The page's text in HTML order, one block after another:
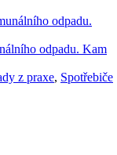
odpadu. Kam
z praxe, Spotřebiče